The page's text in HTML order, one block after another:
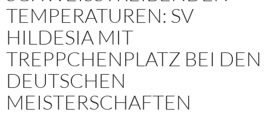
EMPERATUREN: SV H
ILDESIA MIT T
REPPCHENPLATZ BEI DEN D
EUTSCHEN M
EISTERSCHAFTEN